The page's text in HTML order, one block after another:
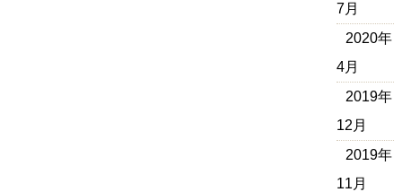
7月
2020年
4月
2019年
12月
2019年
11月